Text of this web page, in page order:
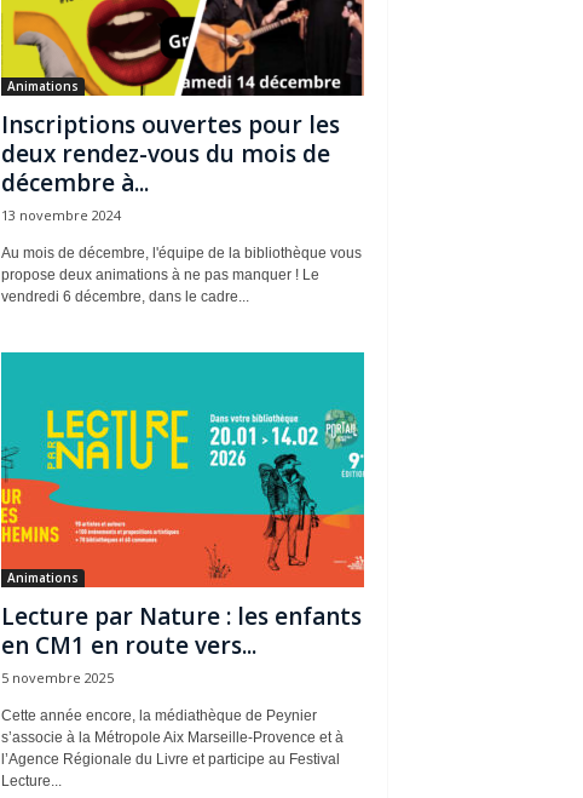
Animations
Inscriptions ouvertes pour les
deux rendez-vous du mois de
décembre à...
13 novembre 2024
Au mois de décembre, l'équipe de la bibliothèque vous
propose deux animations à ne pas manquer ! Le
vendredi 6 décembre, dans le cadre...
Animations
Lecture par Nature : les enfants
en CM1 en route vers...
5 novembre 2025
Cette année encore, la médiathèque de Peynier
s’associe à la Métropole Aix Marseille-Provence et à
l’Agence Régionale du Livre et participe au Festival
Lecture...